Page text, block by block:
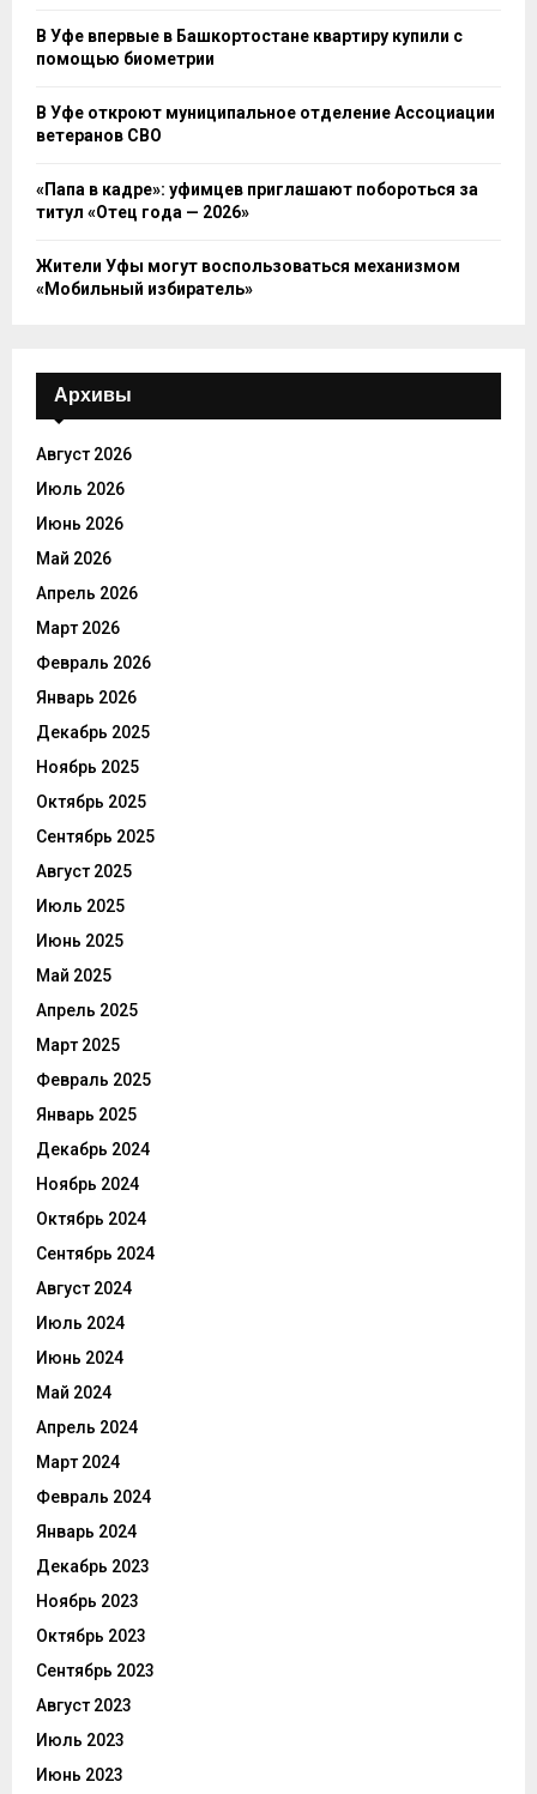
В Уфе впервые в Башкортостане квартиру купили с
помощью биометрии
В Уфе откроют муниципальное отделение Ассоциации
ветеранов СВО
«Папа в кадре»: уфимцев приглашают побороться за
титул «Отец года — 2026»
Жители Уфы могут воспользоваться механизмом
«Мобильный избиратель»
Архивы
Август 2026
Июль 2026
Июнь 2026
Май 2026
Апрель 2026
Март 2026
Февраль 2026
Январь 2026
Декабрь 2025
Ноябрь 2025
Октябрь 2025
Сентябрь 2025
Август 2025
Июль 2025
Июнь 2025
Май 2025
Апрель 2025
Март 2025
Февраль 2025
Январь 2025
Декабрь 2024
Ноябрь 2024
Октябрь 2024
Сентябрь 2024
Август 2024
Июль 2024
Июнь 2024
Май 2024
Апрель 2024
Март 2024
Февраль 2024
Январь 2024
Декабрь 2023
Ноябрь 2023
Октябрь 2023
Сентябрь 2023
Август 2023
Июль 2023
Июнь 2023